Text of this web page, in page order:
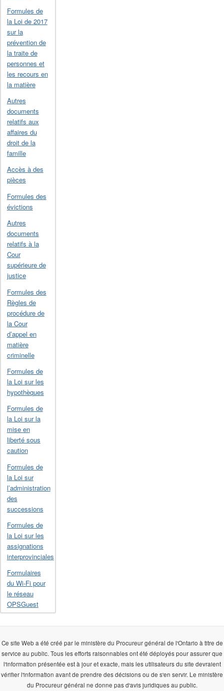
Formules de
la Loi de 2017
sur la
prévention de
la traite de
personnes et
les recours en
la matière
Autres
documents
relatifs aux
affaires du
droit de la
famille
Accès à des
pièces
Formules des
évictions
Autres
documents
relatifs à la
Cour
supérieure de
justice
Formules des
Règles de
procédure de
la Cour
d’appel en
matière
criminelle
Formules de
la Loi sur les
hypothèques
Formules de
la Loi sur la
mise en
liberté sous
caution
Formules de
la Loi sur
l’administration
des
successions
Formules de
la Loi sur les
assignations
interprovinciales
Formulaires
du Wi-Fi pour
le réseau
OPSGuest
Ce site Web a été créé par le ministère du Procureur général de l'Ontario à titre de
service au public. Tous les efforts raisonnables ont été déployés pour assurer que
l'information présentée est à jour et exacte, mais les utilisateurs du site devraient
vérifier l'information avant de prendre des décisions ou de s'en servir. Le ministère
du Procureur général ne donne pas d'avis juridiques au public.